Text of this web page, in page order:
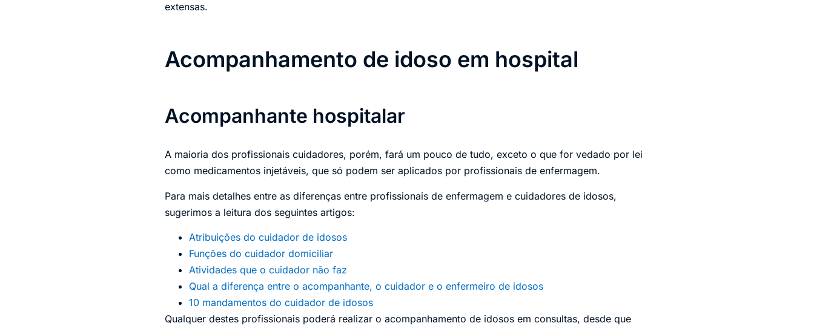
extensas.
Acompanhamento de idoso em hospital
Acompanhante hospitalar
A maioria dos profissionais cuidadores, porém, fará um pouco de tudo, exceto o que for vedado por lei
como medicamentos injetáveis, que só podem ser aplicados por profissionais de enfermagem.
Para mais detalhes entre as diferenças entre profissionais de enfermagem e cuidadores de idosos,
sugerimos a leitura dos seguintes artigos:
Atribuições do cuidador de idosos
Funções do cuidador domiciliar
Atividades que o cuidador não faz
Qual a diferença entre o acompanhante, o cuidador e o enfermeiro de idosos
10 mandamentos do cuidador de idosos
Qualquer destes profissionais poderá realizar o acompanhamento de idosos em consultas, desde que